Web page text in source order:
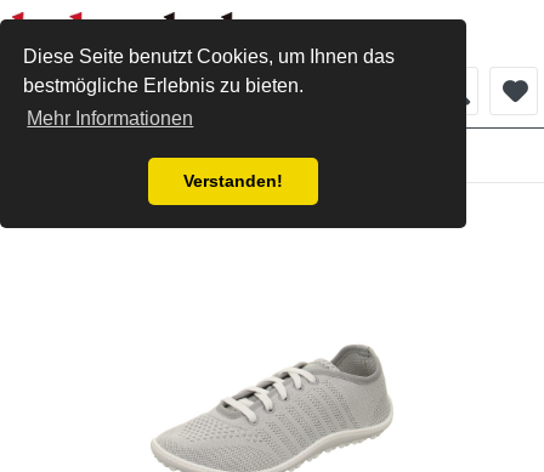
Diese Seite benutzt Cookies, um Ihnen das
bestmögliche Erlebnis zu bieten.
Mehr Informationen
Verstanden!
Menü
Leguano Sneaker grey